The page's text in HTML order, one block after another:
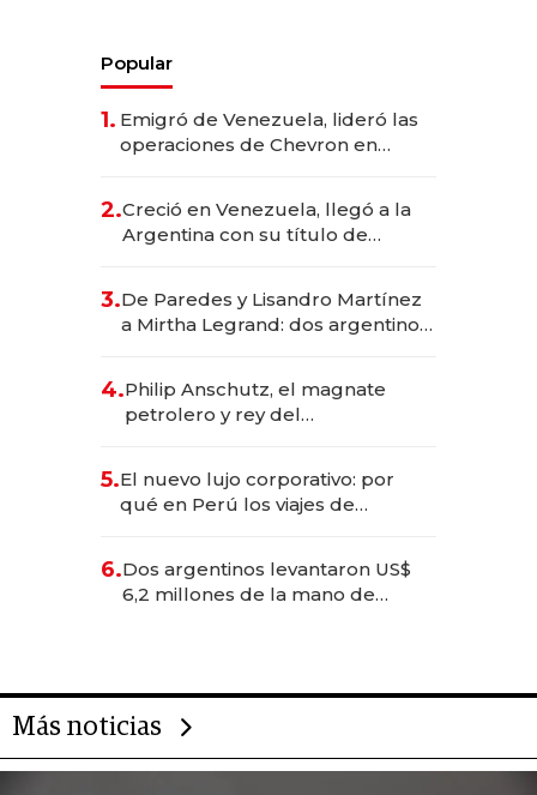
Popular
1. Emigró de Venezuela, lideró las
operaciones de Chevron en
2.Creció en Venezuela, llegó a la
Argentina con su título de
las marcas "fast premium"
3.De Paredes y Lisandro Martínez
a Mirtha Legrand: dos argentinos
4.Philip Anschutz, el magnate
petrolero y rey del
Fénix
5.El nuevo lujo corporativo: por
qué en Perú los viajes de
transformadoras
6.Dos argentinos levantaron US$
6,2 millones de la mano de
Más noticias